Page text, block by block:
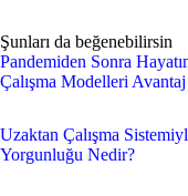
Şunları da beğenebilirsin
Pandemiden Sonra
Çalışma Modelleri
Uzaktan Çalışma
Yorgunluğu Nedir?